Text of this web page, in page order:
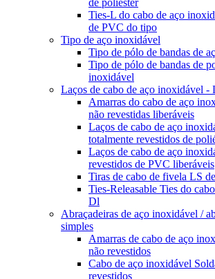
de poliéster
Ties-L do cabo de aço
de PVC do tipo
Tipo de aço inoxidável
Tipo de pólo de bandas de
Tipo de pólo de bandas de
inoxidável
Laços de cabo de aço inoxidável -
Amarras do cabo de aço
não revestidas liberáveis
Laços de cabo de aço
totalmente revestidos de
Laços de cabo de aço
revestidos de PVC liberáveis
Tiras de cabo de fivela LS
Ties-Releasable Ties do
Dl
Abraçadeiras de aço inoxidável /
simples
Amarras de cabo de aço
não revestidos
Cabo de aço inoxidável
revestidos